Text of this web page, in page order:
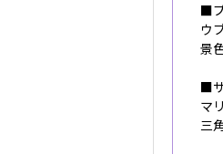
■
ウ
景
■
マ
三